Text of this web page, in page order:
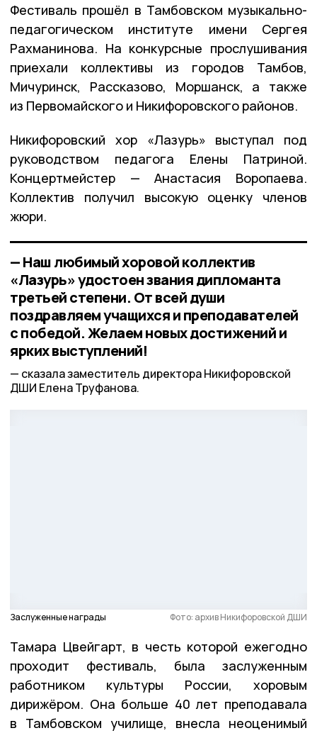
Фестиваль прошёл в Тамбовском музыкально-
педагогическом институте имени Сергея
Рахманинова. На конкурсные прослушивания
приехали коллективы из городов Тамбов,
Мичуринск, Рассказово, Моршанск, а также
из Первомайского и Никифоровского районов.
Никифоровский хор «Лазурь» выступал под
руководством педагога Елены Патриной.
Концертмейстер — Анастасия Воропаева.
Коллектив получил высокую оценку членов
жюри.
— Наш любимый хоровой коллектив
«Лазурь» удостоен звания дипломанта
третьей степени. От всей души
поздравляем учащихся и преподавателей
с победой. Желаем новых достижений и
ярких выступлений!
сказала заместитель директора Никифоровской
ДШИ Елена Труфанова.
Заслуженные награды Фото: архив Никифоровской ДШИ
Тамара Цвейгарт, в честь которой ежегодно
проходит фестиваль, была заслуженным
работником культуры России, хоровым
дирижёром. Она больше 40 лет преподавала
в Тамбовском училище, внесла неоценимый